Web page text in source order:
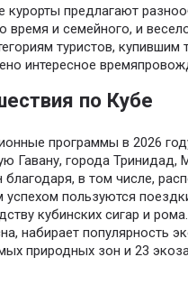
предлагают
время и семейного, и
туристов,
интересное
по Кубе
программы в 2026
Гавану, города Тринидад,
благодаря, в том числе,
успехом пользуются
кубинских сигар и
набирает популярность
природных зон и 23